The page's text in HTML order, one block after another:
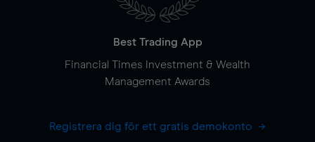
Best Trading App
Financial Times Investment & Wealth
Management Awards
Registrera dig för ett gratis demokonto